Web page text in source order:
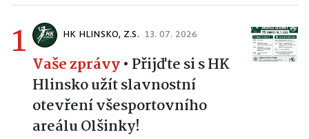
1 HK HLINSKO, Z.S. 13. 07. 2026
Vaše zprávy• Přijďte si s HK
Hlinsko užít slavnostní
otevření všesportovního
areálu Olšinky!